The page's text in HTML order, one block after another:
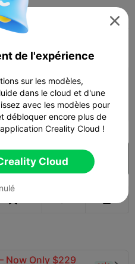
d'impression
de points
dans Creality Cloud
Now Only $229

de l'expérience
sur les modèles,
dans le cloud et d'une
avec les modèles pour
débloquer encore plus de
Creality Cloud !
Cloud